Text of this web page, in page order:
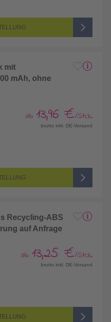
mit
mAh, ohne
ab 13,96 €/Stck.
brutto inkl. DE-Versand
Recycling-ABS
auf Anfrage
ab 13,25 €/Stck.
brutto inkl. DE-Versand